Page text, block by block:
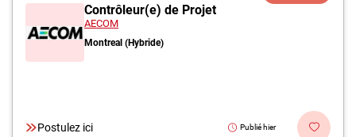
Contrôleur(e) de Projet
AECOM
Montreal (Hybride)
Postulez ici Publié hier